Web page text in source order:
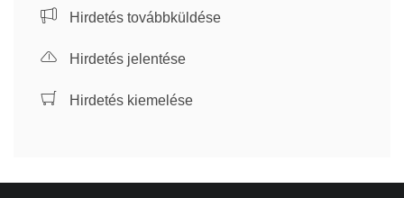
Hirdetés továbbküldése
Hirdetés jelentése
Hirdetés kiemelése